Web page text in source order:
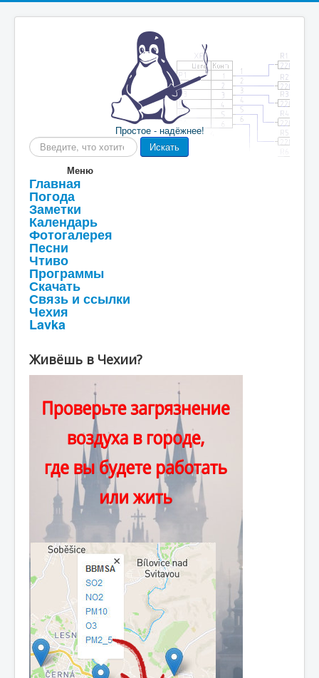
Простое - надёжнее!
Искать...
Искать
Меню
Главная
Погода
Заметки
Календарь
Фотогалерея
Песни
Чтиво
Программы
Скачать
Связь и ссылки
Чехия
Lavka
Живёшь в Чехии?